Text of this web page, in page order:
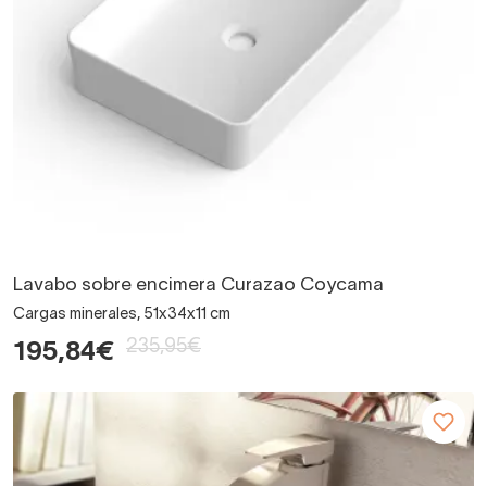
Lavabo sobre encimera Curazao Coycama
Cargas minerales, 51x34x11 cm
195,84€ 235,95€